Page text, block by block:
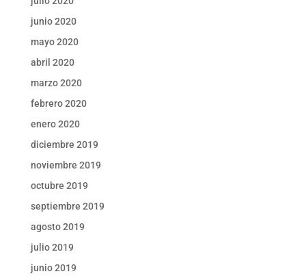
junio 2020
mayo 2020
abril 2020
marzo 2020
febrero 2020
enero 2020
diciembre 2019
noviembre 2019
octubre 2019
septiembre 2019
agosto 2019
julio 2019
junio 2019